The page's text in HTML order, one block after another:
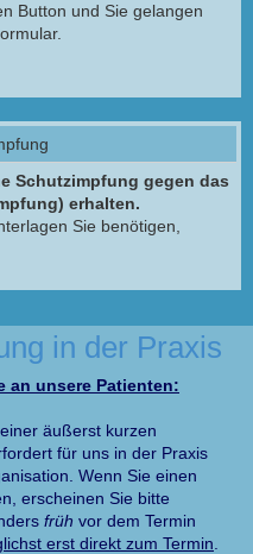
Button und Sie gelangen
Schutzimpfung gegen das
erhalten.
Sie benötigen,
in der Praxis
an unsere Patienten:
äußerst kurzen
für uns in der Praxis
Wenn Sie einen
erscheinen Sie bitte
früh vor dem Termin
erst direkt zum Termin